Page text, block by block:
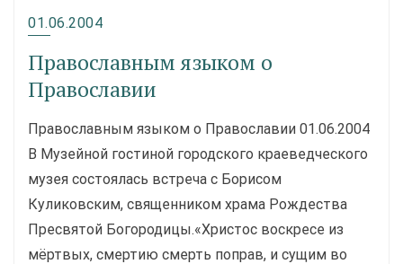
01.06.2004
Православным языком о
Православии
Православным языком о Православии 01.06.2004
В Музейной гостиной городского краеведческого
музея состоялась встреча с Борисом
Куликовским, священником храма Рождества
Пресвятой Богородицы.«Христос воскресе из
мёртвых, смертию смерть поправ, и сущим во